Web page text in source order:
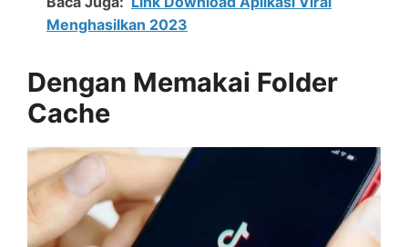
Menghasilkan 2023
Dengan Memakai Folder
Cache